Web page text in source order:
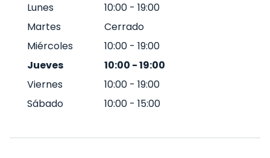
Lunes
10:00 - 19:00
Martes
Cerrado
Miércoles
10:00 - 19:00
Jueves
10:00 -19:00
Viernes
10:00 - 19:00
Sábado
10:00 - 15:00